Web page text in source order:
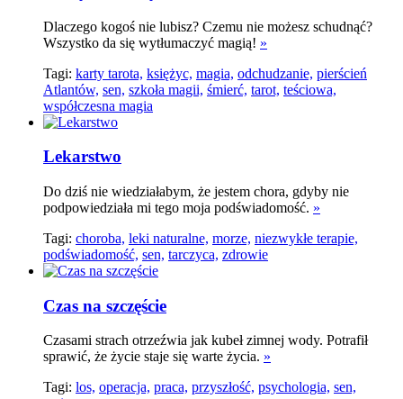
Dlaczego kogoś nie lubisz? Czemu nie możesz schudnąć?
Wszystko da się wytłumaczyć magią! »
Tagi: karty tarota, księżyc, magia, odchudzanie, pierścień
Atlantów, sen, szkoła magii, śmierć, tarot, teściowa,
współczesna magia
Lekarstwo
Do dziś nie wiedziałabym, że jestem chora, gdyby nie
podpowiedziała mi tego moja podświadomość. »
Tagi: choroba, leki naturalne, morze, niezwykłe terapie,
podświadomość, sen, tarczyca, zdrowie
Czas na szczęście
Czasami strach otrzeźwia jak kubeł zimnej wody. Potrafił
sprawić, że życie staje się warte życia. »
Tagi: los, operacja, praca, przyszłość, psychologia, sen,